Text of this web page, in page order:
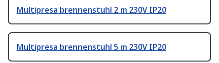
Multipresa brennenstuhl 2 m 230V IP20
Multipresa brennenstuhl 5 m 230V IP20